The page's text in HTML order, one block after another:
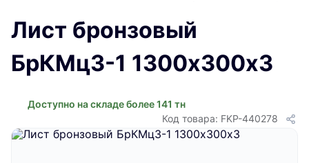
Лист бронзовый
БрКМц3-1 1300х300х3
Доступно на складе более 141 тн
Код товара: FKP-440278